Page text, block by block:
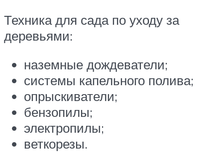
Техника для сада по уходу за
деревьями:
наземные дождеватели;
системы капельного полива;
опрыскиватели;
бензопилы;
электропилы;
веткорезы.